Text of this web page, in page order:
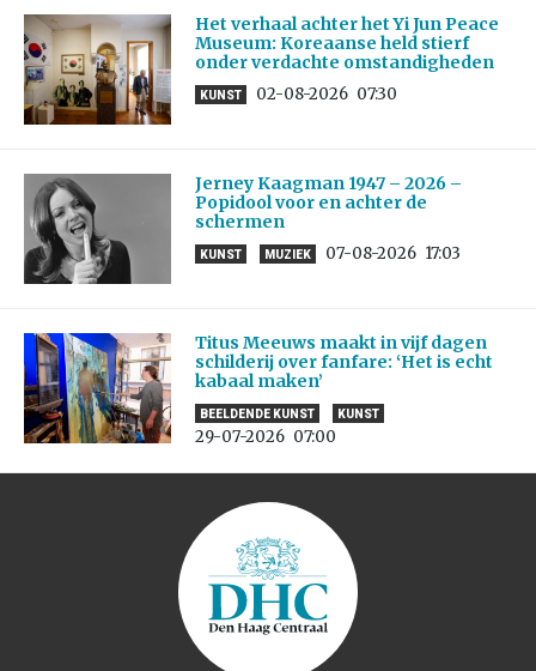
Het verhaal achter het Yi Jun Peace
Museum: Koreaanse held stierf
onder verdachte omstandigheden
KUNST 02-08-2026 07:30
Jerney Kaagman 1947 – 2026 –
Popidool voor en achter de
schermen
KUNST MUZIEK 07-08-2026 17:03
Titus Meeuws maakt in vijf dagen
schilderij over fanfare: ‘Het is echt
kabaal maken’
BEELDENDE KUNST KUNST
29-07-2026 07:00